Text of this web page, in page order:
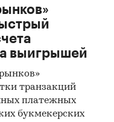
выигрышей
транзакций
платежных
букмекерских